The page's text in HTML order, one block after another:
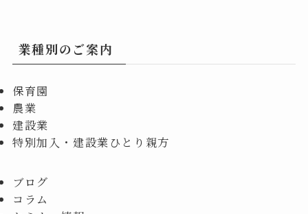
業種別のご案内
保育園
農業
建設業
特別加入・建設業ひとり親方
ブログ
コラム